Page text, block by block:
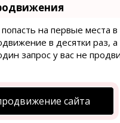
на первые места
в десятки раз,
запрос у вас не
сайта